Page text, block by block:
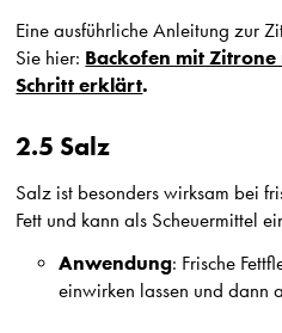
Eine ausführliche Anleitung zur
Sie hier: Backofen mit
Schritt erklärt.
2.5 Salz
Salz ist besonders wirksam bei
Fett und kann als Scheuermittel
Anwendung: Frische
einwirken lassen und dann